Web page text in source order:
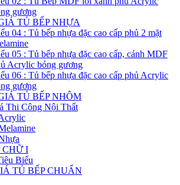
gương
TỦ BẾP NHỰA
04 : Tủ bếp nhựa đặc cao cấp phủ 2 mặt
05 : Tủ bếp nhựa đặc cao cấp, cánh MDF
Acrylic bóng gương
06 : Tủ bếp nhựa đặc cao cấp phủ Acrylic
gương
TỦ BẾP NHÔM
Thi Công Nội Thất
CHỮ I
Biểu
TỦ BẾP CHUẨN